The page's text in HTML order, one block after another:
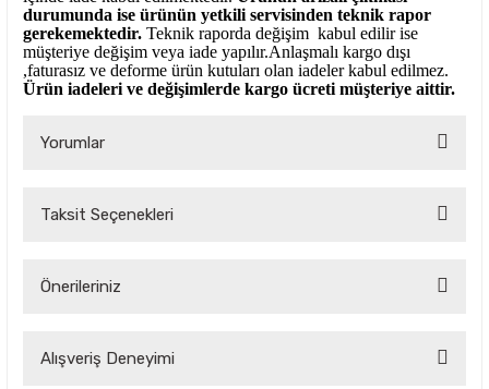
durumunda ise ürünün yetkili servisinden teknik rapor
gerekemektedir. Teknik raporda değişim kabul edilir ise
müşteriye değişim veya iade yapılır.Anlaşmalı kargo dışı
,faturasız ve deforme ürün kutuları olan iadeler kabul edilmez.
Ürün iadeleri ve değişimlerde kargo ücreti müşteriye aittir.
Yorumlar
Taksit Seçenekleri
Önerileriniz
konularda yetersiz gördüğünüz noktaları öneri formunu
Alışveriş Deneyimi